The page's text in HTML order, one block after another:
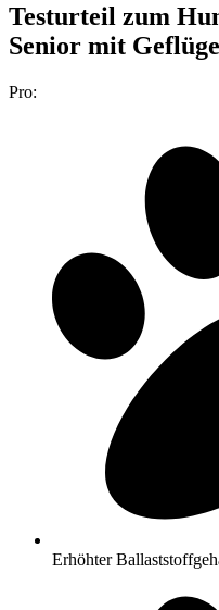
Testurteil zum
Senior mit
Pro:
Erhöhter